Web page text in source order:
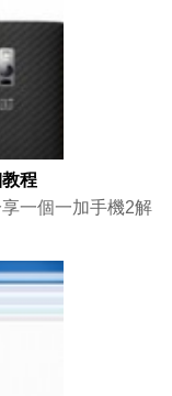
程
一個一加手機2解